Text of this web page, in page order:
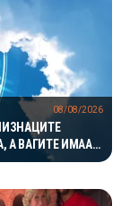
А ВАГИТЕ ИМААТ
08/08/2026